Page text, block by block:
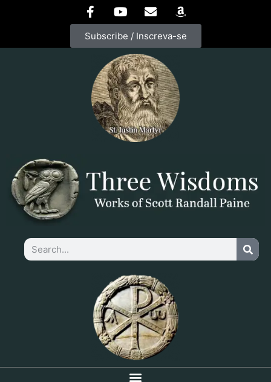
Subscribe / Inscreva-se